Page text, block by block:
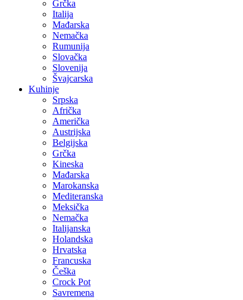
Grčka
Italija
Mađarska
Nemačka
Rumunija
Slovačka
Slovenija
Švajcarska
Kuhinje
Srpska
Afrička
Američka
Austrijska
Belgijska
Grčka
Kineska
Mađarska
Marokanska
Mediteranska
Meksička
Nemačka
Italijanska
Holandska
Hrvatska
Francuska
Češka
Crock Pot
Savremena